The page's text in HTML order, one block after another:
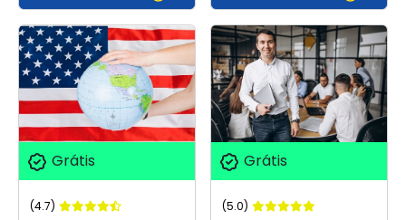
Grátis
(4.7)
Grátis
(5.0)